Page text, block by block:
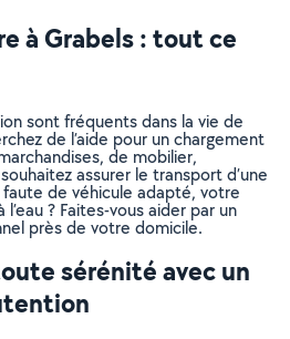
à Grabels : tout ce
sont fréquents dans la vie de
de l’aide pour un chargement
de mobilier,
assurer le transport d’une
de véhicule adapté, votre
? Faites-vous aider par un
près de votre domicile.
sérénité avec un